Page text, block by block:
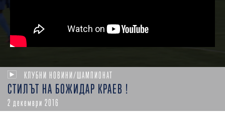
КЛУБНИ НОВИНИ/ШАМПИОНАТ
СТИЛЪТ НА БОЖИДАР КРАЕВ !
2 декември 2016